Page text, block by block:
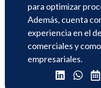
para optimizar
Además, cuenta
experiencia en el
comerciales y
empresariales.